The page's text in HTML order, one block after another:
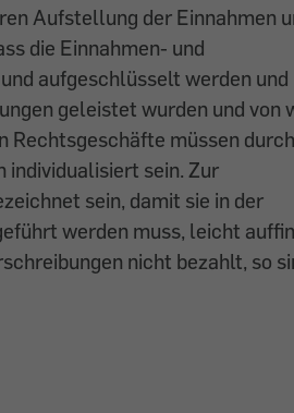
Aufstellung der Einnahmen
die Einnahmen- und
aufgeschlüsselt werden und
geleistet wurden und von
Rechts­geschäfte müssen durch
individualisiert sein. Zur
sein, damit sie in der
werden muss, leicht
nicht bezahlt, so